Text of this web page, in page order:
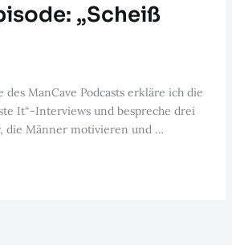
„Scheiß
ManCave Podcasts erkläre ich die
It“-Interviews und bespreche drei
die Männer motivieren und …